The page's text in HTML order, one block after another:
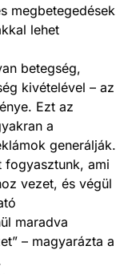
megbetegedések
lehet
betegség,
kivételével – az
Ezt az
a
generálják.
fogyasztunk, ami
vezet, és végül
maradva
– magyarázta a